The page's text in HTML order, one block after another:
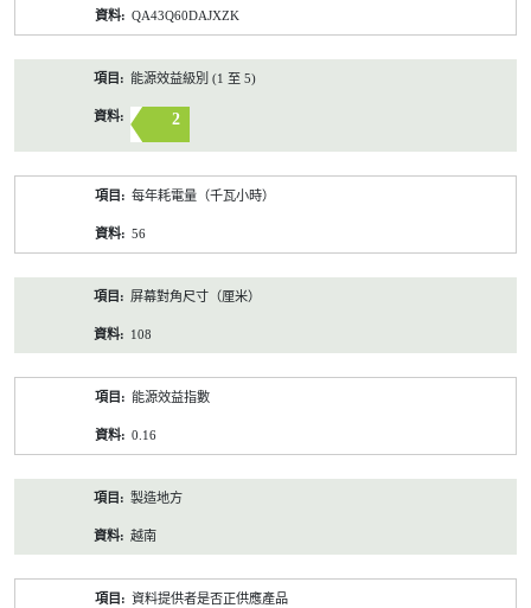
QA43Q60DAJXZK
能源效益級別 (1 至 5)
2
每年耗電量（千瓦小時）
56
屏幕對角尺寸（厘米）
108
能源效益指數
0.16
製造地方
越南
資料提供者是否正供應產品